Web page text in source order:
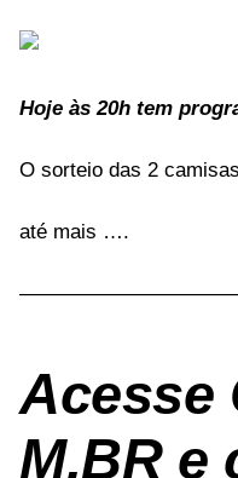
Hoje às 20h tem
O sorteio das 2
até mais ….
Acesse
M.BRe